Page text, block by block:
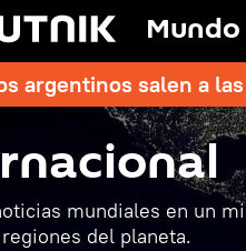
Mundo
argentinos salen a
mundiales en un
del planeta.